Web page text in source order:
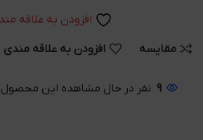
افزودن به علاقه
مقایسه افزودن به علاقه مندی
9 نفر در حال مشاهده این